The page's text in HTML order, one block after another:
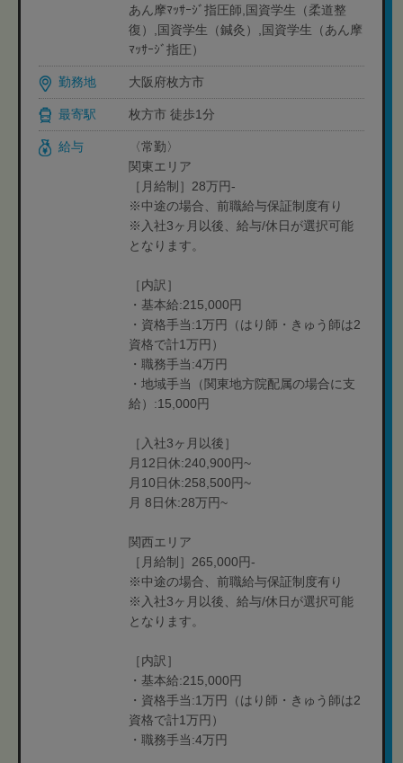
あん摩ﾏｯｻｰｼﾞ指圧師,国資学生（柔道整
復）,国資学生（鍼灸）,国資学生（あん摩
ﾏｯｻｰｼﾞ指圧）
勤務地 大阪府枚方市
最寄駅 枚方市 徒歩1分
給与
〈常勤〉
関東エリア
［月給制］28万円-
※中途の場合、前職給与保証制度有り
※入社3ヶ月以後、給与/休日が選択可能
となります。
［内訳］
・基本給:215,000円
・資格手当:1万円（はり師・きゅう師は2
資格で計1万円）
・職務手当:4万円
・地域手当（関東地方院配属の場合に支
給）:15,000円
［入社3ヶ月以後］
月12日休:240,900円~
月10日休:258,500円~
月 8日休:28万円~
関西エリア
［月給制］265,000円-
※中途の場合、前職給与保証制度有り
※入社3ヶ月以後、給与/休日が選択可能
となります。
［内訳］
・基本給:215,000円
・資格手当:1万円（はり師・きゅう師は2
資格で計1万円）
・職務手当:4万円